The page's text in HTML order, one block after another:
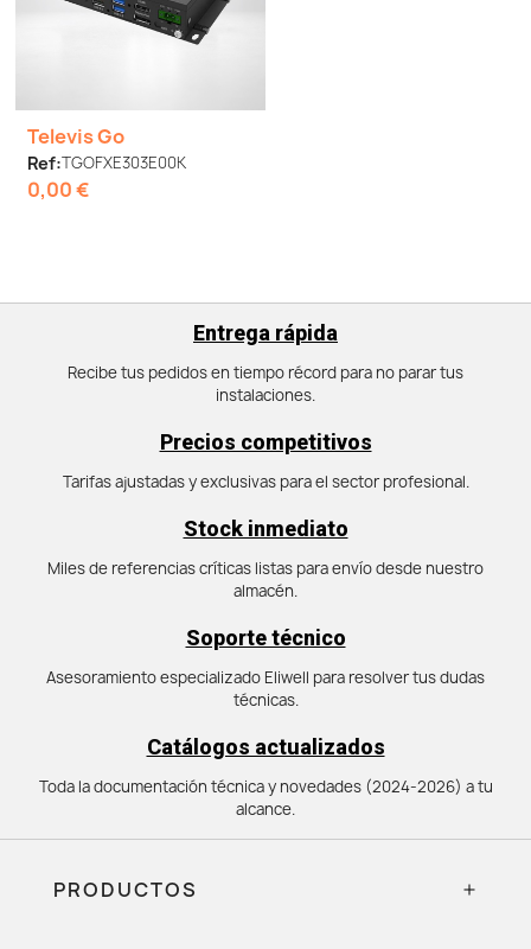
Televis Go
Ref:TGOFXE303E00K
0,00 €
Entrega rápida
Recibe tus pedidos en tiempo récord para no parar tus
instalaciones.
Precios competitivos
Tarifas ajustadas y exclusivas para el sector profesional.
Stock inmediato
Miles de referencias críticas listas para envío desde nuestro
almacén.
Soporte técnico
Asesoramiento especializado Eliwell para resolver tus dudas
técnicas.
Catálogos actualizados
Toda la documentación técnica y novedades (2024-2026) a tu
alcance.
PRODUCTOS